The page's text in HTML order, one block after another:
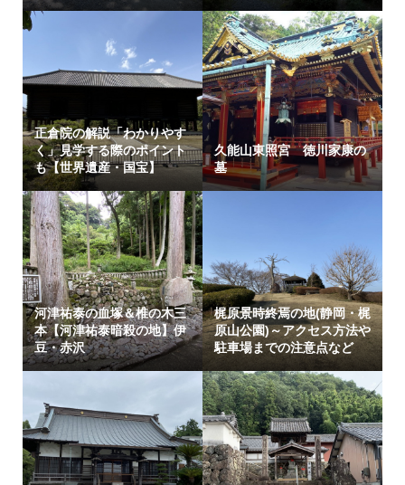
正倉院の解説「わかりやす
く」見学する際のポイント
も【世界遺産・国宝】
久能山東照宮 徳川家康の
墓
河津祐泰の血塚＆椎の木三
本【河津祐泰暗殺の地】伊
豆・赤沢
梶原景時終焉の地(静岡・梶
原山公園)～アクセス方法や
駐車場までの注意点など